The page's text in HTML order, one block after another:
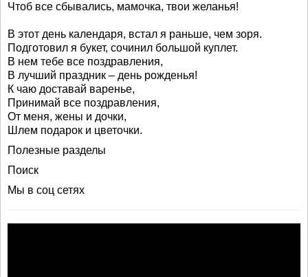
Чтоб все сбывались, мамочка, твои желанья!
В этот день календаря, встал я раньше, чем зоря.
Подготовил я букет, сочинил большой куплет.
В нем тебе все поздравления,
В лучший праздник – день рожденья!
К чаю доставай варенье,
Принимай все поздравления,
От меня, жены и дочки,
Шлем подарок и цветочки.
Полезные разделы
Поиск
Мы в соц сетях